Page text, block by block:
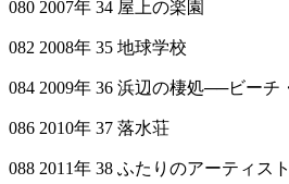
080 2007年 34 屋上の楽園
082 2008年 35 地球学校
084 2009年 36 浜辺の棲処──ビーチ
086 2010年 37 落水荘
088 2011年 38 ふたりのアーティス